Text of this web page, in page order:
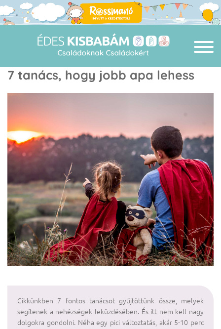
7 tanács, hogy jobb apa lehess
Cikkünkben 7 fontos tanácsot gyűjtöttünk össze, melyek
segítenek a nehézségek leküzdésében. És itt nem kell nagy
dolgokra gondolni. Néha egy pici változtatás, akár 5-10 perc